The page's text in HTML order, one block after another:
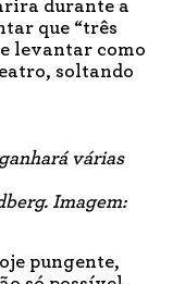
durante a
que “três
levantar como
soltando
várias
Imagem:
pungente,